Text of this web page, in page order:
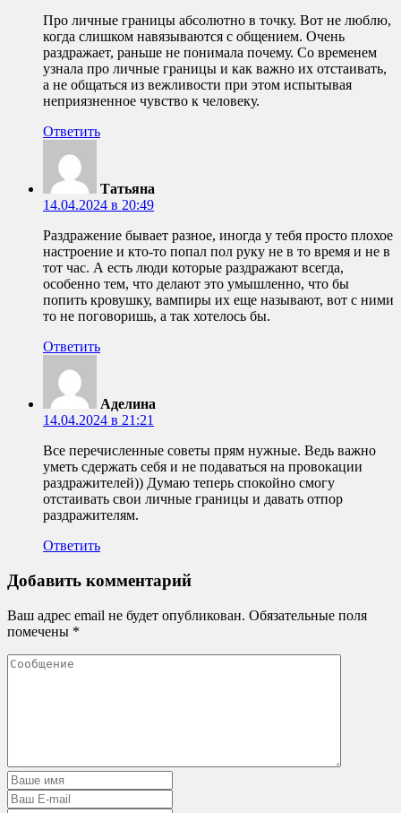
Про личные границы абсолютно в точку. Вот не люблю,
когда слишком навязываются с общением. Очень
раздражает, раньше не понимала почему. Со временем
узнала про личные границы и как важно их отстаивать,
а не общаться из вежливости при этом испытывая
неприязненное чувство к человеку.
Ответить
Татьяна
14.04.2024 в 20:49
Раздражение бывает разное, иногда у тебя просто плохое
настроение и кто-то попал пол руку не в то время и не в
тот час. А есть люди которые раздражают всегда,
особенно тем, что делают это умышленно, что бы
попить кровушку, вампиры их еще называют, вот с ними
то не поговоришь, а так хотелось бы.
Ответить
Аделина
14.04.2024 в 21:21
Все перечисленные советы прям нужные. Ведь важно
уметь сдержать себя и не подаваться на провокации
раздражителей)) Думаю теперь спокойно смогу
отстаивать свои личные границы и давать отпор
раздражителям.
Ответить
Добавить комментарий
Ваш адрес email не будет опубликован. Обязательные поля
помечены *